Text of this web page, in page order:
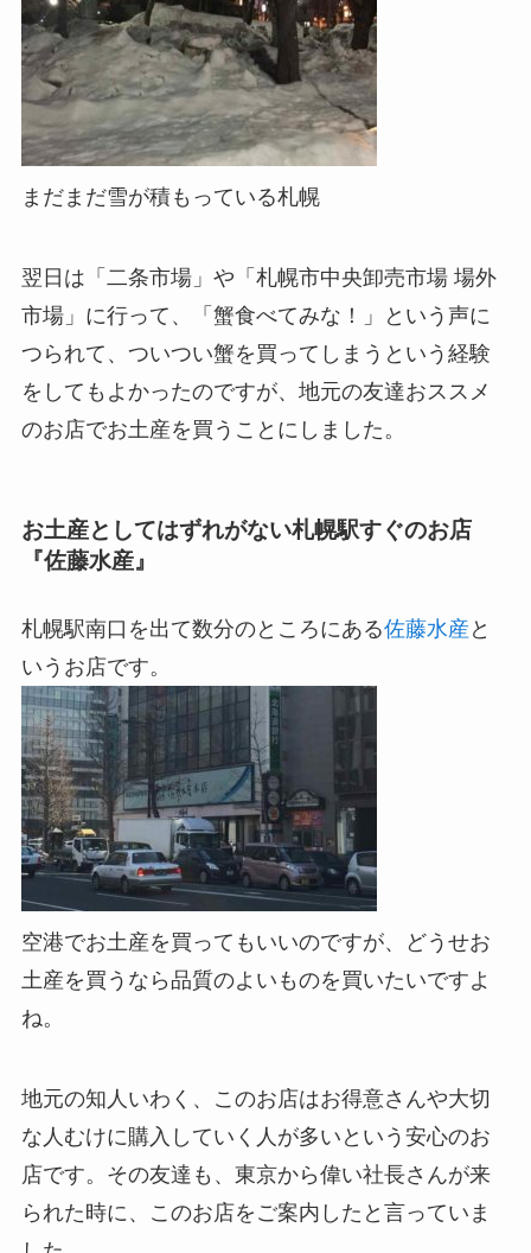
まだまだ雪が積もっている札幌
翌日は「二条市場」や「札幌市中央卸売市場 場外
市場」に行って、「蟹食べてみな！」という声に
つられて、ついつい蟹を買ってしまうという経験
をしてもよかったのですが、地元の友達おススメ
のお店でお土産を買うことにしました。
お土産としてはずれがない札幌駅すぐのお店
『佐藤水産』
札幌駅南口を出て数分のところにある佐藤水産 と
いうお店です。
空港でお土産を買ってもいいのですが、どうせお
土産を買うなら品質のよいものを買いたいですよ
ね。
地元の知人いわく、このお店はお得意さんや大切
な人むけに購入していく人が多いという安心のお
店です。その友達も、東京から偉い社長さんが来
られた時に、このお店をご案内したと言っていま